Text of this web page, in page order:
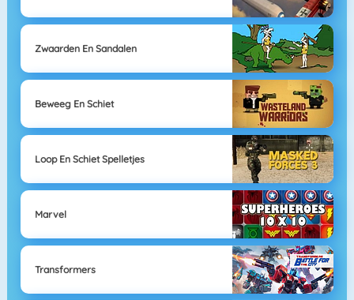
Zwaarden En Sandalen
Beweeg En Schiet
Loop En Schiet Spelletjes
Marvel
Transformers